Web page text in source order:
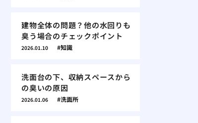
建物全体の問題？他の水回りも
臭う場合のチェックポイント
2026.01.10 知識
洗面台の下、収納スペースから
の臭いの原因
2026.01.06 洗面所